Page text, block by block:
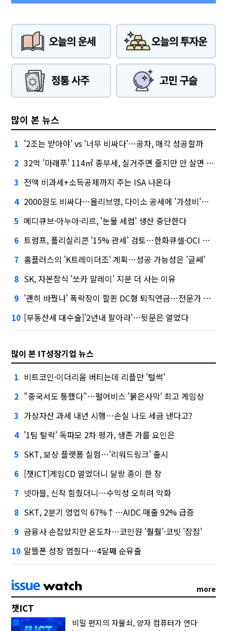
많이 본 뉴스
1 '2조는 받아야' vs '너무 비싸다'…공차, 매각 성공할까
2 32억 '마래푸' 114㎡ 종부세, 실거주면 줄지만 안 살면 2.5배
3 전액 비과세+소득공제까지 주는 ISA 나온다
4 2000원도 비싸다…올리브영, 다이소 공세에 '가성비'로 맞불
5 메디큐브·아누아·리르, '눈물 세럼' 생산 중단한다
6 트럼프, 폴리실리콘 '15% 관세' 검토…한화큐셀·OCI 영향은?
7 홈플러스의 'K트레이더조' 계획…성공 가능성은 '글쎄'
8 SK, 자본잠식 '쏘카 말레이' 지분 더 사는 이유
9 '괜히 바꿨나' 폭락장이 할퀸 DC형 퇴직연금…전문가 조언은
10 [부동산세 대수술]'2년내 팔아라'…뒷문은 열었다
많이 본 IT성장기업 뉴스
1 비트코인·이더리움 버티는데 리플만 '털썩'
2 "중국서도 통했다"…펄어비스 '붉은사막' 최고 게임상
3 가상자산 과세 내년 시행…손실 나도 세금 낸다고?
4 '1팀 탈락' 독파모 2차 평가, 생존 가를 요인은
5 SKT, 보상 플랫폼 실험…'리워드링크' 출시
6 [챗ICT]게임CD 열었더니 달랑 종이 한 장
7 넷마블, 신작 힘줬더니…수익성 오히려 악화
8 SKT, 2분기 영업익 67%↑…AIDC 매출 92% 급증
9 금융사 손잡았지만 온도차…코인원 '훨훨'·코빗 '잠잠'
10 알뜰폰 성장 멈췄다…4달째 순유출
more
챗ICT
비밀 편지의 자물쇠, 양자 컴퓨터가 연다